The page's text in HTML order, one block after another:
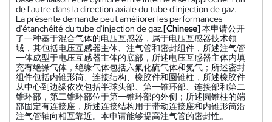
de l'autre dans la direction axiale du tube d'injection de gaz.
La présente demande peut améliorer les performances
d'étanchéité du tube d'injection de gaz.[Chinese]本申请公开
了一种基于混合气体的电压互感器，属于电压互感器技术领
域，其包括电压互感器主体、注气管和密封组件，所述注气管
一体成型于电压互感器主体的底部，所述电压互感器主体内填
充有绝缘气体，绝缘气体包括六氟化硫气体和氮气；所述密封
组件包括内锥形筒、连接结构、橡胶件和圆锥柱，所述橡胶件
从中心到边缘依次包括半球头部、第一锥环部、连接部和第二
锥环部，第二锥环部位于第一锥环部的外侧；所述圆锥柱的端
部固定有连接座，所述连接结构用于带动连接座和内锥形筒沿
注气管轴向相互靠近。本申请能够提高注气管的密封性。